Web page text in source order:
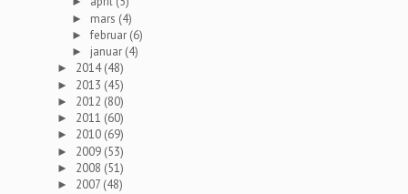
► mars (4)
►februar (6)
► januar (4)
► 2014(48)
► 2013 (45)
► 2012 (80)
► 2011 (60)
► 2010 (69)
► 2009 (53)
► 2008 (51)
► 2007 (48)